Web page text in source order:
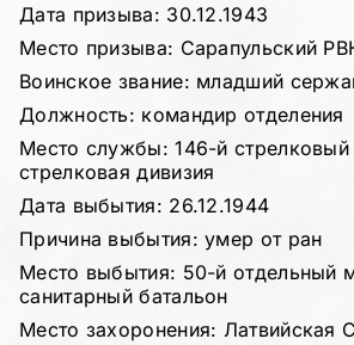
Дата призыва: 30.12.1943
Место призыва: Сарапульский
Воинское звание: младший
Должность: командир отделения
Место службы: 146-й
стрелковая дивизия
Дата выбытия: 26.12.1944
Причина выбытия: умер от ран
Место выбытия: 50-й отдельный
санитарный батальон
Место захоронения: Латвийская